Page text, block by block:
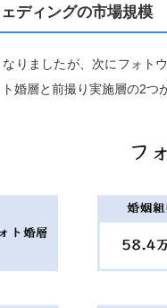
ディングの市場規模
りましたが、次にフォト
婚層と前撮り実施層の2つ